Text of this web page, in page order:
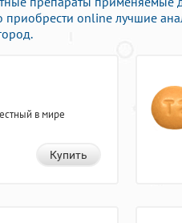
приобрести online лучшие
в мире
Купить